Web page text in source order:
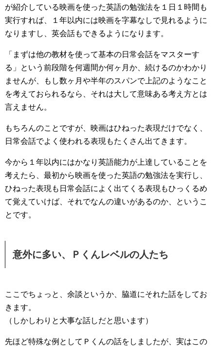
が紹介している映画を使った英語の勉強法を１日１時間も
実行すれば、１年以内には映画を字幕なしで見れるように
なりますし、英会話もできるようになります。
「まずは他の教材を使って基本の日常会話をマスターす
る」という前段階を何週間か何ヶ月か、続けるのかわかり
ませんが、もし数ヶ月や半年のスパンで上記のようなこと
を考えておられるなら、それは大して意味ある考え方とは
言えません。
もちろんのことですが、映画はひねった表現だけでなく、
日常会話でよく使われる表現もたくさん出てきます。
今から１年以内にはかなり英語能力が上達していることを
考えたら、最初から映画を使った英語の勉強法を実行し、
ひねった表現も日常会話によく出てくる表現もひっくるめ
て覚えていけば、それでなんの違いがあるのか、というこ
とです。
意外に多い、Ｐくんレベルの人たち
ここでちょっと、余談というか、脇道にそれた話をしてお
きます。
（しかしわりと大事な話しだと思います）
先ほど特殊な例としてＰくんの話をしましたが、実はこの